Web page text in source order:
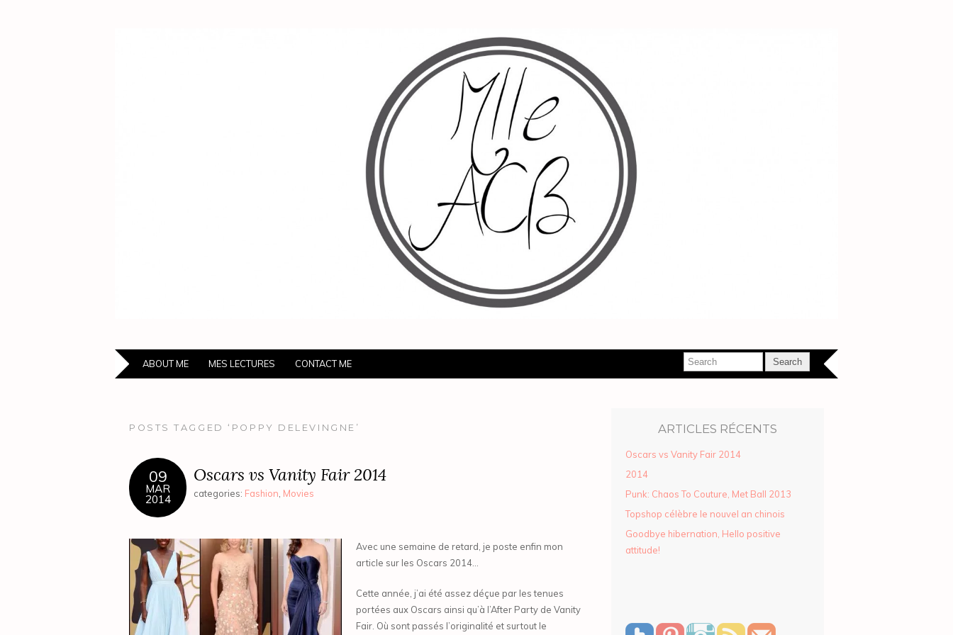
ABOUT ME MES LECTURES CONTACT ME
POSTS TAGGED ‘POPPY DELEVINGNE’
09
MAR
2014
Oscars vs Vanity Fair 2014
categories: Fashion Movies
Avec une semaine de retard, je poste enfin mon
article sur les Oscars 2014…
Cette année, j’ai été assez déçue par les tenues
portées aux Oscars ainsi qu’à l’After Party de Vanity
Fair. Où sont passés l’originalité et surtout le
ARTICLES RÉCENTS
Oscars vs Vanity Fair 2014
2014
Punk: Chaos To Couture, Met Ball 2013
Topshop célèbre le nouvel an chinois
Goodbye hibernation, Hello positive
attitude!